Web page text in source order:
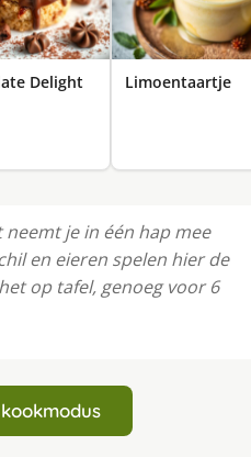
Delight Limoentaartje
je in één hap mee
en eieren spelen hier de
op tafel, genoeg voor 6